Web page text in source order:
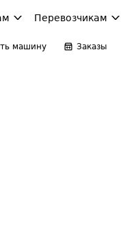
Перевозчикам
машину Заказы